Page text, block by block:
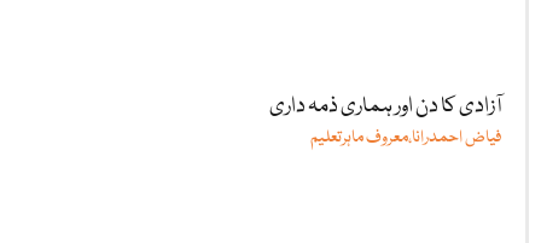
آزادی کا دن اور ہماری ذمہ داری
فیاض احمدرانا،معروف ماہرتعلیم